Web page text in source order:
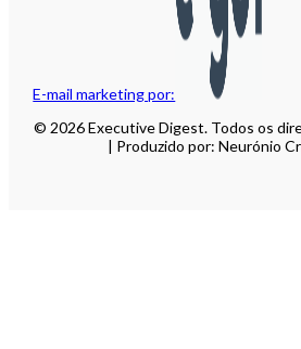
E-mail marketing por:
© 2026 Executive Digest. Todos os
| Produzido por: Neurónio